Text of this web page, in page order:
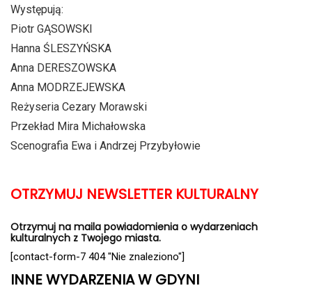
Występują:
Piotr GĄSOWSKI
Hanna ŚLESZYŃSKA
Anna DERESZOWSKA
Anna MODRZEJEWSKA
Reżyseria Cezary Morawski
Przekład Mira Michałowska
Scenografia Ewa i Andrzej Przybyłowie
OTRZYMUJ NEWSLETTER KULTURALNY
Otrzymuj na maila powiadomienia o wydarzeniach
kulturalnych z Twojego miasta.
[contact-form-7 404 "Nie znaleziono"]
INNE WYDARZENIA W GDYNI